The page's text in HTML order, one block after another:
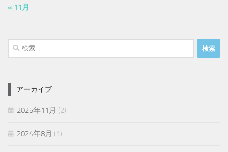
« 11月
検
索:
アーカイブ
2025年11月 (2)
2024年8月 (1)